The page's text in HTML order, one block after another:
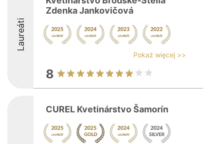
Laureáti
Zdenka Jankovičová
Pokaż więcej >>
8
CUREL Kvetinárstvo Šamorín